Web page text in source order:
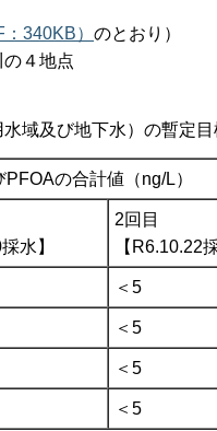
340KB） のとおり）
４地点
及び地下水）の暫定目
PFOAの合計値（ng/L）
水】
2回目
【R6.10.22
＜5
＜5
＜5
＜5